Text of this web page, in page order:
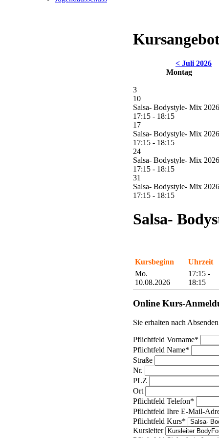
< Juli 2026
Montag
3
10
Salsa- Bodystyle- Mix
17:15 - 18:15
17
Salsa- Bodystyle- Mix
17:15 - 18:15
24
Salsa- Bodystyle- Mix
17:15 - 18:15
31
Salsa- Bodystyle- Mix
17:15 - 18:15
Salsa-
Kursbeginn Uhrzeit
Mo.
10.08.2026
17:15 -
18:15
Online Kurs-
Sie erhalten nach
Pflichtfeld Vorname*
Pflichtfeld Name*
Straße
Nr.
PLZ
Ort
Pflichtfeld Telefon*
Pflichtfeld Ihre E-Mail-
Pflichtfeld Kurs*
Kursleiter